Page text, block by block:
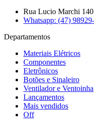
Rua Lucio Marchi
Whatsapp: (47)
Departamentos
Materiais Elétricos
Componentes
Eletrônicos
Botões e Sinaleiro
Ventilador e Ventoinha
Lançamentos
Mais vendidos
Off